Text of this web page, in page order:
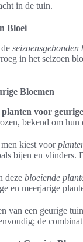
in de tuin.
Bloei
seizoensgebonden
in het seizoen
Bloemen
planten voor
bekend om
kiest voor
bijen en
deze bloeiende
en meerjarige
van een geurige
de